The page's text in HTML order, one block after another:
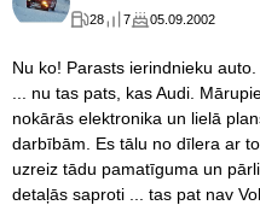
28 7 05.09.2002
Nu ko! Parasts ierindnieku
... nu tas pats, kas Audi.
nokārās elektronika un lielā
darbībām. Es tālu no dīlera ar
uzreiz tādu pamatīguma un
detaļās saproti ... tas pat nav